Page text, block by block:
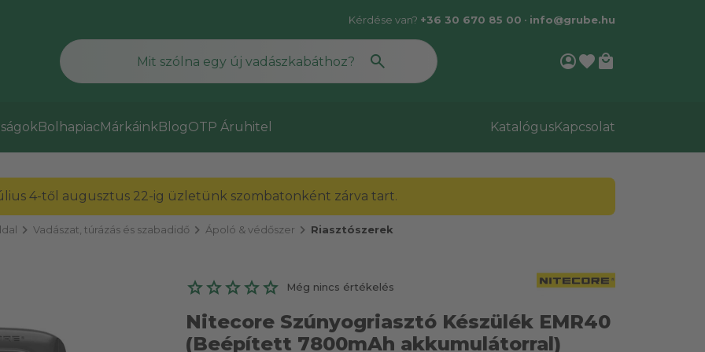
Kérdése van? +36 30 670 85 00 • info@grube.hu
account_circlefavorite local_mall
BolhapiacMárkáinkBlogOTP Áruhitel KatalógusKapcsolat
4-től augusztus 22-ig üzletünk szombatonként zárva tart.
chevron_right Vadászat, túrázás és szabadidő chevron_right Ápoló & védőszer chevron_right Riasztószerek
Még nincs értékelés
Nitecore Szúnyogriasztó Készülék EMR40
(Beépített 7800mAh akkumulátorral)